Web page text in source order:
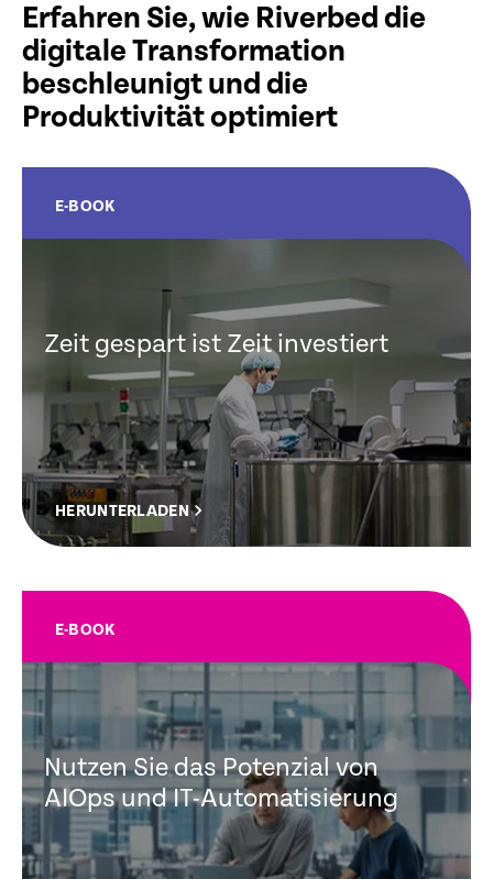
Erfahren Sie, wie Riverbed die
digitale Transformation
beschleunigt und die
Produktivität optimiert
E-BOOK
Zeit gespart ist Zeit investiert
HERUNTERLADEN
E-BOOK
Nutzen Sie das Potenzial von
AIOps und IT-Automatisierung